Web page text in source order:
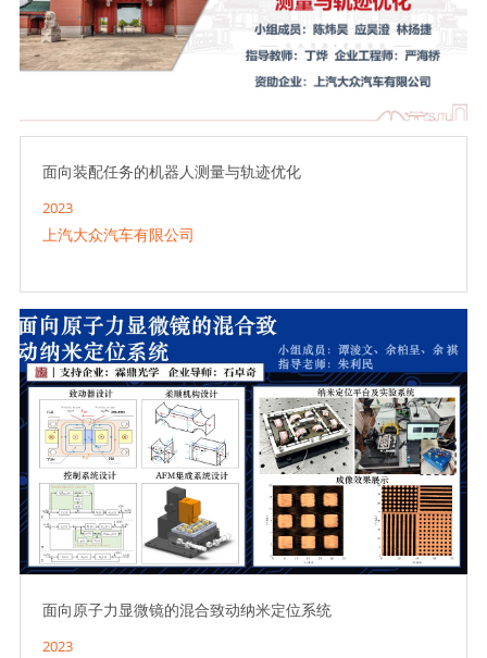
面向装配任务的机器人测量与轨迹优化
2023
上汽大众汽车有限公司
面向原子力显微镜的混合致动纳米定位系统
2023